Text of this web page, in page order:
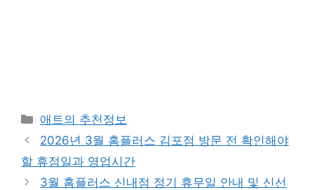
카
테
리
애트의 추천정보
2026년 3월 홈플러스 김포점 방문 전 확인해야
할 휴점일과 영업시간
3월 홈플러스 신내점 정기 휴무일 안내 및 신선